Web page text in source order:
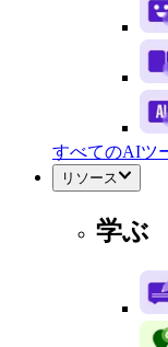
すべてのAIツ
リソース
学ぶ